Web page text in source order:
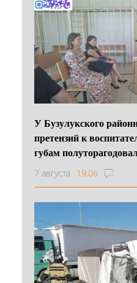
У Бузулукского
претензий к
губам
7 августа 19:06